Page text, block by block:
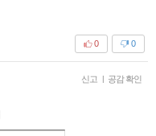
0
0
신고 | 공감 확인